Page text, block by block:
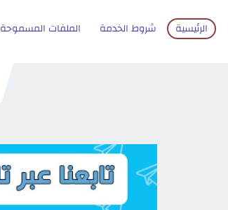
الرئيسية شروط الخدمة الملفات المسموحة